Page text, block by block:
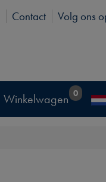
Contact Volg ons
Winkelwagen 0